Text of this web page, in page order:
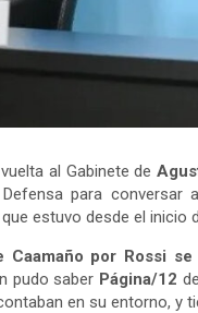
al Gabinete de
para
que estuvo desde el inicio
por Rossi se
pudo saber Página/12
en su entorno, y